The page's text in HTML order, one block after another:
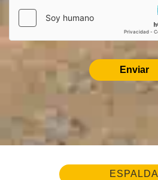
Enviar
ESPALDA